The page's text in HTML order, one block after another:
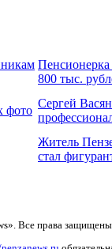
Пенсионерка
800 тыс.
фото
Сергей
Житель
стал
Все права